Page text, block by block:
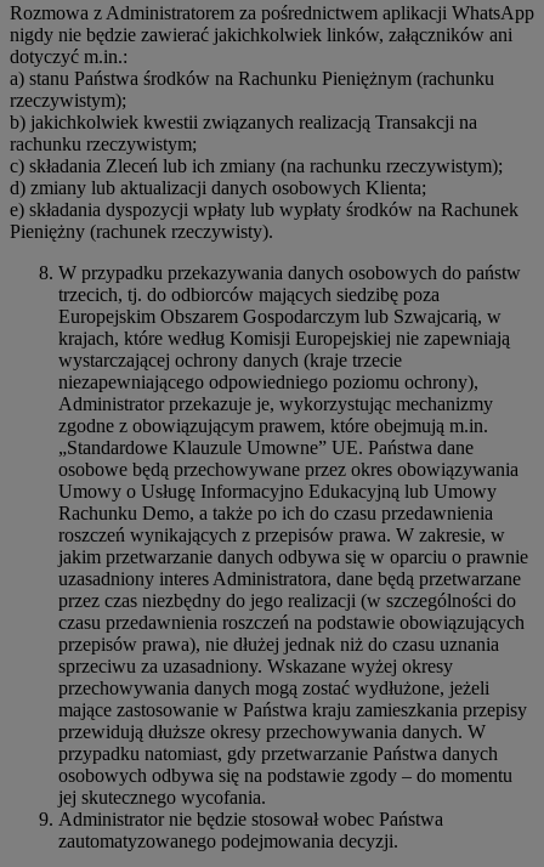
Rozmowa z Administratorem za pośrednictwem aplikacji WhatsApp
nigdy nie będzie zawierać jakichkolwiek linków, załączników ani
dotyczyć m.in.:
a) stanu Państwa środków na Rachunku Pieniężnym (rachunku
rzeczywistym);
b) jakichkolwiek kwestii związanych realizacją Transakcji na
rachunku rzeczywistym;
c) składania Zleceń lub ich zmiany (na rachunku rzeczywistym);
d) zmiany lub aktualizacji danych osobowych Klienta;
e) składania dyspozycji wpłaty lub wypłaty środków na Rachunek
Pieniężny (rachunek rzeczywisty).
W przypadku przekazywania danych osobowych do państw
trzecich, tj. do odbiorców mających siedzibę poza
Europejskim Obszarem Gospodarczym lub Szwajcarią, w
krajach, które według Komisji Europejskiej nie zapewniają
wystarczającej ochrony danych (kraje trzecie
niezapewniającego odpowiedniego poziomu ochrony),
Administrator przekazuje je, wykorzystując mechanizmy
zgodne z obowiązującym prawem, które obejmują m.in.
„Standardowe Klauzule Umowne” UE. Państwa dane
osobowe będą przechowywane przez okres obowiązywania
Umowy o Usługę Informacyjno Edukacyjną lub Umowy
Rachunku Demo, a także po ich do czasu przedawnienia
roszczeń wynikających z przepisów prawa. W zakresie, w
jakim przetwarzanie danych odbywa się w oparciu o prawnie
uzasadniony interes Administratora, dane będą przetwarzane
przez czas niezbędny do jego realizacji (w szczególności do
czasu przedawnienia roszczeń na podstawie obowiązujących
przepisów prawa), nie dłużej jednak niż do czasu uznania
sprzeciwu za uzasadniony. Wskazane wyżej okresy
przechowywania danych mogą zostać wydłużone, jeżeli
mające zastosowanie w Państwa kraju zamieszkania przepisy
przewidują dłuższe okresy przechowywania danych. W
przypadku natomiast, gdy przetwarzanie Państwa danych
osobowych odbywa się na podstawie zgody – do momentu
jej skutecznego wycofania.
Administrator nie będzie stosował wobec Państwa
zautomatyzowanego podejmowania decyzji.